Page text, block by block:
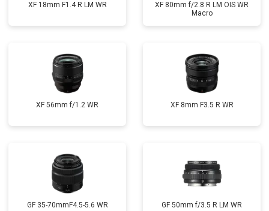
XF 18mm F1.4 R LM WR
XF 80mm f/2.8 R LM OIS WR
Macro
XF 56mm f/1.2 WR XF 8mm F3.5 R WR
GF 35-70mmF4.5-5.6 WR GF 50mm f/3.5 R LM WR